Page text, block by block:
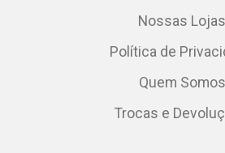
Nossas Lojas
Política de
Quem Somos
Trocas e